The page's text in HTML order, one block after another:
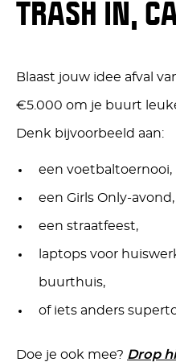
TRASH IN,
Blaast jouw idee afval
€5.000 om je buurt
Denk bijvoorbeeld aan:
een voetbaltoernooi,
een Girls Only-avond,
een straatfeest,
laptops voor
buurthuis,
of iets anders
Doe je ook mee? Drop